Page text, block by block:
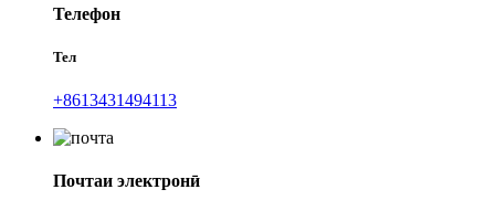
Телефон
Тел
+8613431494113
Почтаи электронӣ